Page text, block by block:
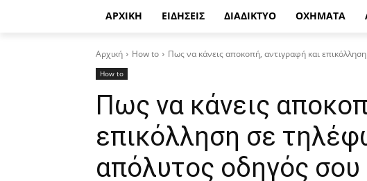
ΑΡΧΙΚΉ ΕΙΔΉΣΕΙΣ ΔΙΑΔΊΚΤΥΟ ΟΧΉΜΑΤΑ
Αρχική How to Πως να κάνεις αποκοπή, αντιγραφή και
How to
Πως να κάνεις
επικόλληση σε
απόλυτος οδηγός σου